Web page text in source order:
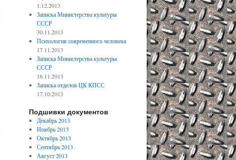
1.12.2013
Записка Министерства культуры
СССР
30.11.2013
Психология современного человека
17.11.2013
Записка Министерства культуры
СССР
16.11.2013
Записка отделов ЦК КПСС
17.10.2013
Подшивки документов
Декабрь 2013
Ноябрь 2013
Октябрь 2013
Сентябрь 2013
Август 2013